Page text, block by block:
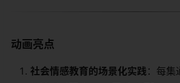
动画亮点
​社会情感教育的场景化实践​ ：每集